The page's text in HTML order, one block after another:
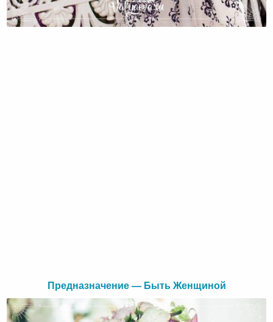
Предназначение Быть Женщиной
Предназначение — Быть Женщиной